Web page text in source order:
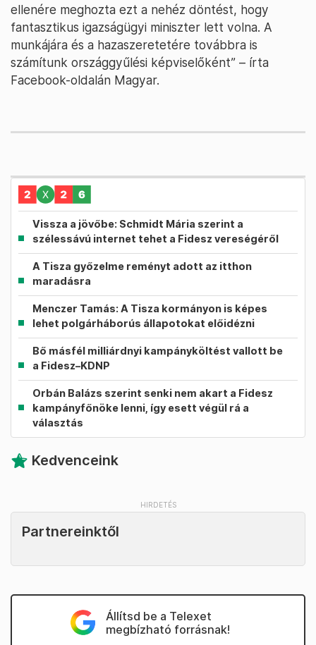
ellenére meghozta ezt a nehéz döntést, hogy
fantasztikus igazságügyi miniszter lett volna. A
munkájára és a hazaszeretetére továbbra is
számítunk országgyűlési képviselőként” – írta
Facebook-oldalán Magyar.
Vissza a jövőbe: Schmidt Mária szerint a
szélessávú internet tehet a Fidesz vereségéről
A Tisza győzelme reményt adott az itthon
maradásra
Menczer Tamás: A Tisza kormányon is képes
lehet polgárháborús állapotokat előidézni
Bő másfél milliárdnyi kampányköltést vallott be
a Fidesz–KDNP
Orbán Balázs szerint senki nem akart a Fidesz
kampányfőnöke lenni, így esett végül rá a
választás
Kedvenceink
Partnereinktől
Állítsd be a Telexet
megbízható forrásnak!